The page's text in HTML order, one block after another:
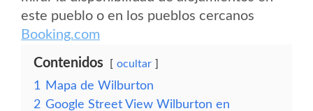
este pueblo o en los pueblos cercanos
Booking.com
Contenidos ocultar
1
Mapa de Wilburton
2 Google Street View Wilburton en